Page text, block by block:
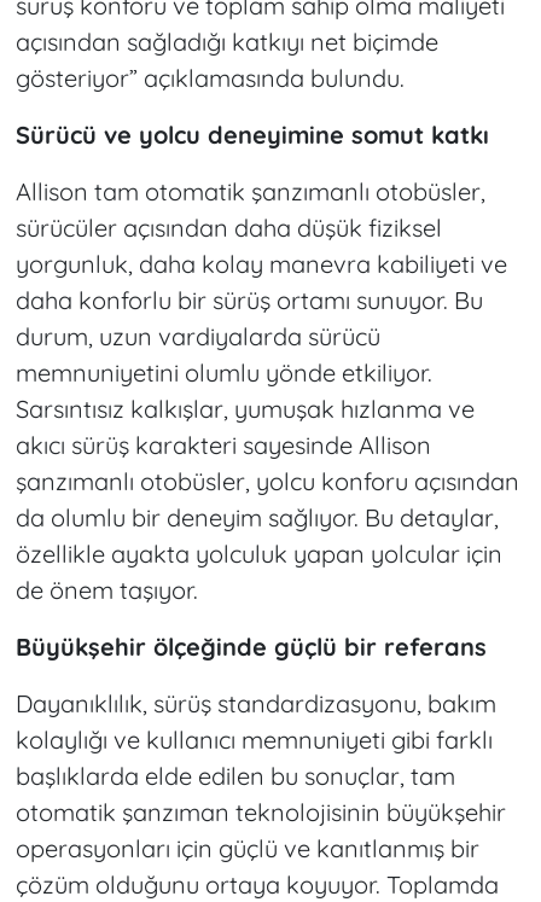
açısından sağladığı katkıyı net biçimde
gösteriyor” açıklamasında bulundu.
Sürücü ve yolcu deneyimine somut katkı
Allison tam otomatik şanzımanlı otobüsler,
sürücüler açısından daha düşük fiziksel
yorgunluk, daha kolay manevra kabiliyeti ve
daha konforlu bir sürüş ortamı sunuyor. Bu
durum, uzun vardiyalarda sürücü
memnuniyetini olumlu yönde etkiliyor.
Sarsıntısız kalkışlar, yumuşak hızlanma ve
akıcı sürüş karakteri sayesinde Allison
şanzımanlı otobüsler, yolcu konforu açısından
da olumlu bir deneyim sağlıyor. Bu detaylar,
özellikle ayakta yolculuk yapan yolcular için
de önem taşıyor.
Büyükşehir ölçeğinde güçlü bir referans
Dayanıklılık, sürüş standardizasyonu, bakım
kolaylığı ve kullanıcı memnuniyeti gibi farklı
başlıklarda elde edilen bu sonuçlar, tam
otomatik şanzıman teknolojisinin büyükşehir
operasyonları için güçlü ve kanıtlanmış bir
çözüm olduğunu ortaya koyuyor. Toplamda